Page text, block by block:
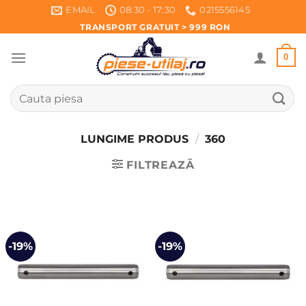
EMAIL 08:30 - 17:30
0215556145
TRANSPORT GRATUIT > 999 RON
0
Caută
după:
LUNGIME PRODUS / 360
FILTREAZĂ
-19% -19%